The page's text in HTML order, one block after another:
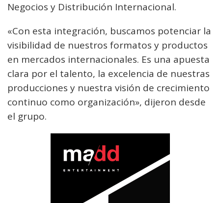
Negocios y Distribución Internacional.
«Con esta integración, buscamos potenciar la
visibilidad de nuestros formatos y productos
en mercados internacionales. Es una apuesta
clara por el talento, la excelencia de nuestras
producciones y nuestra visión de crecimiento
continuo como organización», dijeron desde
el grupo.